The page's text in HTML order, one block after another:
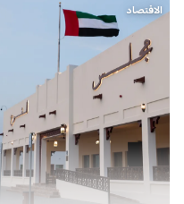
الاقتصاد